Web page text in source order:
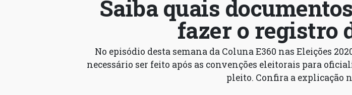
Saiba quais
fazer o registro
No episódio desta semana da Coluna E360 nas Eleições
necessário ser feito após as convenções eleitorais para
pleito. Confira a explicação